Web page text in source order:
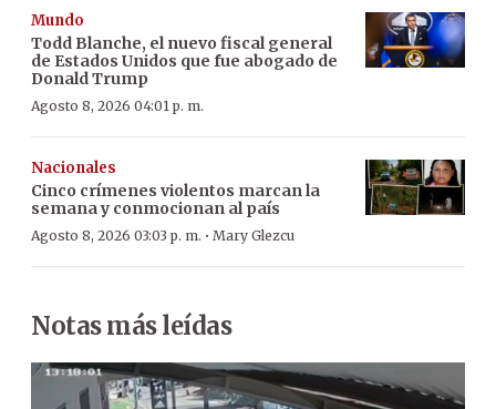
Mundo
Todd Blanche, el nuevo fiscal general
de Estados Unidos que fue abogado de
Donald Trump
Agosto 8, 2026 04:01 p. m.
Nacionales
Cinco crímenes violentos marcan la
semana y conmocionan al país
Agosto 8, 2026 03:03 p. m. · Mary Glezcu
Notas más leídas